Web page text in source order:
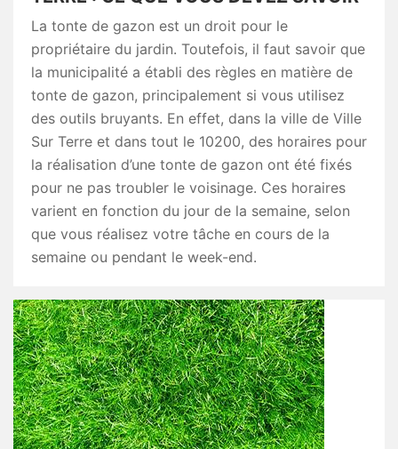
La tonte de gazon est un droit pour le
propriétaire du jardin. Toutefois, il faut savoir que
la municipalité a établi des règles en matière de
tonte de gazon, principalement si vous utilisez
des outils bruyants. En effet, dans la ville de Ville
Sur Terre et dans tout le 10200, des horaires pour
la réalisation d’une tonte de gazon ont été fixés
pour ne pas troubler le voisinage. Ces horaires
varient en fonction du jour de la semaine, selon
que vous réalisez votre tâche en cours de la
semaine ou pendant le week-end.